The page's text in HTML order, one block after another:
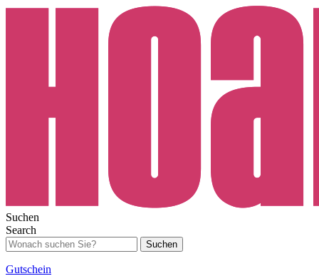
Suchen
Search
Suchen
Gutschein